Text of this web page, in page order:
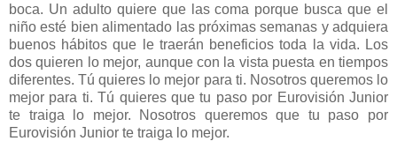
boca. Un adulto quiere que las coma porque busca que el
niño esté bien alimentado las próximas semanas y adquiera
buenos hábitos que le traerán beneficios toda la vida. Los
dos quieren lo mejor, aunque con la vista puesta en tiempos
diferentes. Tú quieres lo mejor para ti. Nosotros queremos lo
mejor para ti. Tú quieres que tu paso por Eurovisión Junior
te traiga lo mejor. Nosotros queremos que tu paso por
Eurovisión Junior te traiga lo mejor.